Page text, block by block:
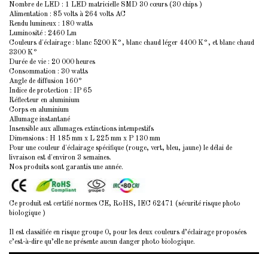
Nombre de LED : 1 LED matricielle SMD 30 cœurs (30 chips )
Alimentation : 85 volts à 264 volts AC
Rendu lumineux : 180 watts
Luminosité : 2460 Lm
Couleurs d'éclairage : blanc 5200 K°, blanc chaud léger 4400 K°, et blanc chaud
3300 K°
Durée de vie : 20 000 heures
Consommation : 30 watts
Angle de diffusion 160°
Indice de protection : IP 65
Réflecteur en aluminium
Corps en aluminium
Allumage instantané
Insensible aux allumages extinctions intempestifs
Dimensions : H 185 mm x L 225 mm x P 130 mm
Pour une couleur d'éclairage spécifique (rouge, vert, bleu, jaune) le délai de
livraison est d'environ 3 semaines.
Nos produits sont garantis une année.
Ce produit est certifié normes CE, RoHS, IEC 62471 (sécurité risque photo
biologique )
Il est classifiée en risque groupe 0, pour les deux couleurs d’éclairage proposées
c’est-à-dire qu’elle ne présente aucun danger photo biologique.